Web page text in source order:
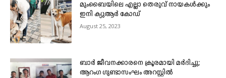
മുംബൈയിലെ എല്ലാ തെരുവ് നായകൾക്കും
ഇനി ക്യുആർ കോഡ്
August 25, 2023
ബാർ ജീവനക്കാരനെ ക്രൂരമായി മർദിച്ചു;
ആറംഗ ഗുണ്ടാസംഘം അറസ്റ്റിൽ